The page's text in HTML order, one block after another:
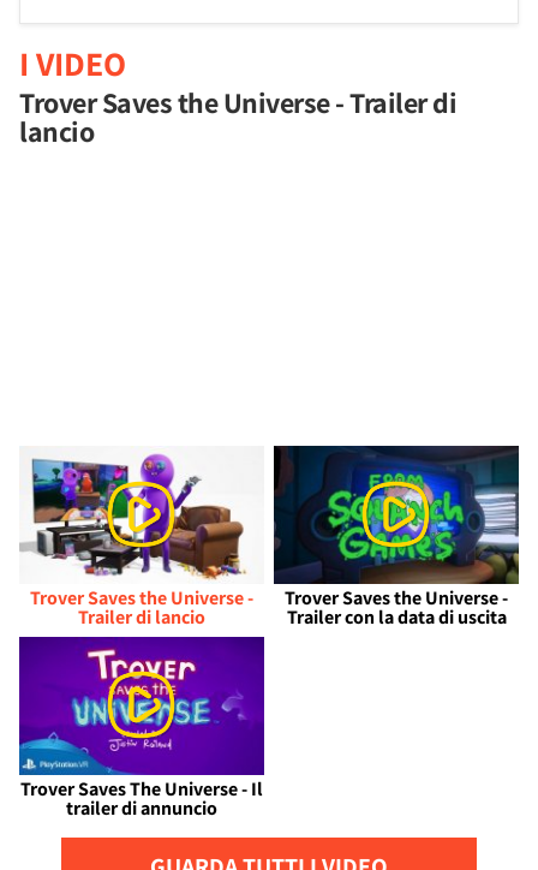
I VIDEO
Trover Saves the Universe - Trailer di
lancio
Trover Saves the Universe -
Trailer di lancio
Trover Saves the Universe -
Trailer con la data di uscita
Trover Saves The Universe - Il
trailer di annuncio